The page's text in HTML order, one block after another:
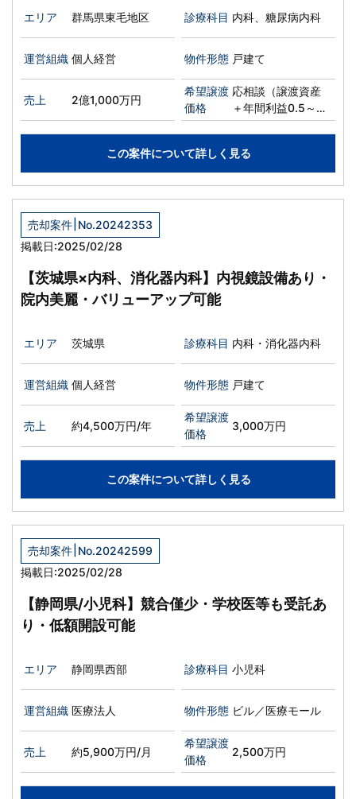
エリア 群馬県東毛地区 診療科目 内科、糖尿病内科
運営組織 個人経営 物件形態 戸建て
売上 2億1,000万円
希望譲渡
価格
応相談（譲渡資産
＋年間利益0.5～1
年分を想定）
この案件について詳しく見る
売却案件 No.20242353
掲載日:2025/02/28
【茨城県×内科、消化器内科】内視鏡設備あり・
院内美麗・バリューアップ可能
エリア 茨城県 診療科目 内科・消化器内科
運営組織 個人経営 物件形態 戸建て
売上 約4,500万円/年
希望譲渡
価格
3,000万円
この案件について詳しく見る
売却案件 No.20242599
掲載日:2025/02/28
【静岡県/小児科】競合僅少・学校医等も受託あ
り・低額開設可能
エリア 静岡県西部 診療科目 小児科
運営組織 医療法人 物件形態 ビル／医療モール
売上 約5,900万円/月
希望譲渡
価格
2,500万円